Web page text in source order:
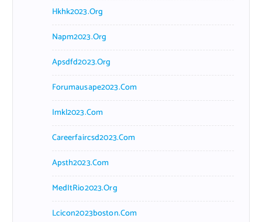
Hkhk2023.org
Napm2023.org
Apsdfd2023.org
Forumausape2023.com
Imkl2023.com
Careerfaircsd2023.com
Apsth2023.com
MedItRio2023.org
Lcicon2023boston.com